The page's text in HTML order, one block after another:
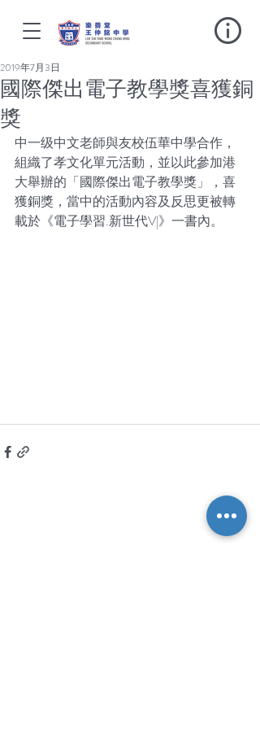
國際傑出電子教學獎喜獲銅
獎
2019年7月3日
中一级中文老師與友校伍華中學合作，
組織了孝文化單元活動，並以此參加港
大舉辦的「國際傑出電子教學獎」，喜
獲銅獎，當中的活動內容及反思更被轉
載於《電子學習.新世代V|》一書內。